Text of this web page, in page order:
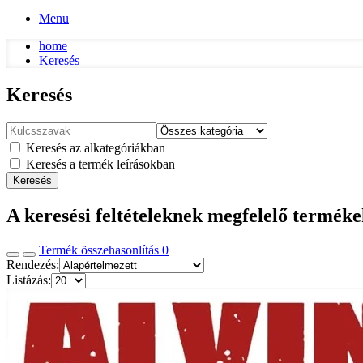
Menu
home
Keresés
Keresés
Keresés az alkategóriákban
Keresés a termék leírásokban
Keresés
A keresési feltételeknek megfelelő
Termék összehasonlítás 0
Rendezés:
Listázás: